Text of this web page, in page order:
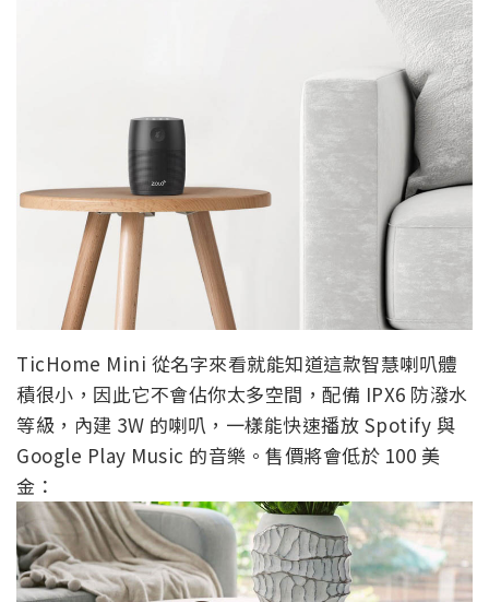
TicHome Mini 從名字來看就能知道這款智慧喇叭體
積很小，因此它不會佔你太多空間，配備 IPX6 防潑水
等級，內建 3W 的喇叭，一樣能快速播放 Spotify 與
Google Play Music 的音樂。售價將會低於 100 美
金：